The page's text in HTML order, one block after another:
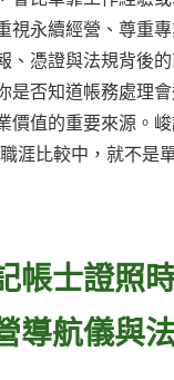
永續經營、尊重
憑證與法規背後
否知道帳務處理
值的重要來源。
涯比較中，就不是
帳士證照
導航儀與